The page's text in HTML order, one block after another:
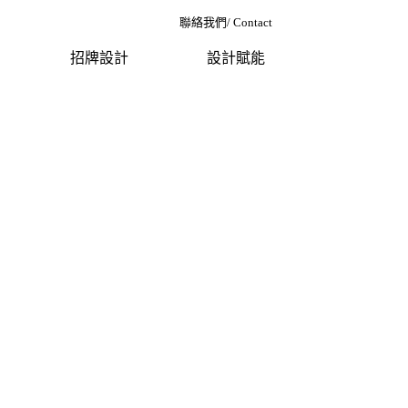
聯絡我們/ Contact
招牌設計 設計賦能